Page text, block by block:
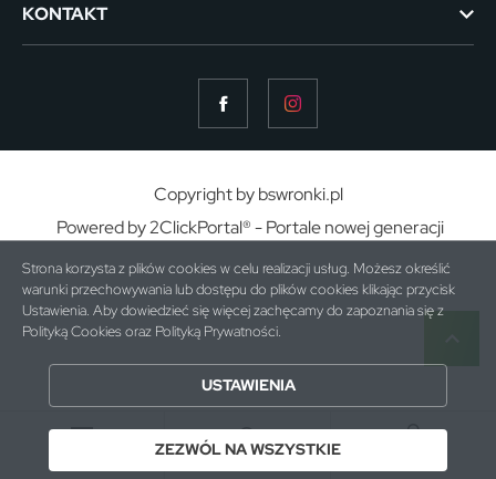
SZUKAJ
KONTAKT
Copyright by bswronki.pl
Powered by2ClickPortal®- Portale nowej generacji
Strona korzysta z plików cookies w celu realizacji usług. Możesz określić
warunki przechowywania lub dostępu do plików cookies klikając przycisk
Ustawienia. Aby dowiedzieć się więcej zachęcamy do zapoznania się z
Polityką Cookies oraz Polityką Prywatności.
USTAWIENIA
ZEZWÓL NA WSZYSTKIE
ZEZWÓL NA WSZYSTKIE